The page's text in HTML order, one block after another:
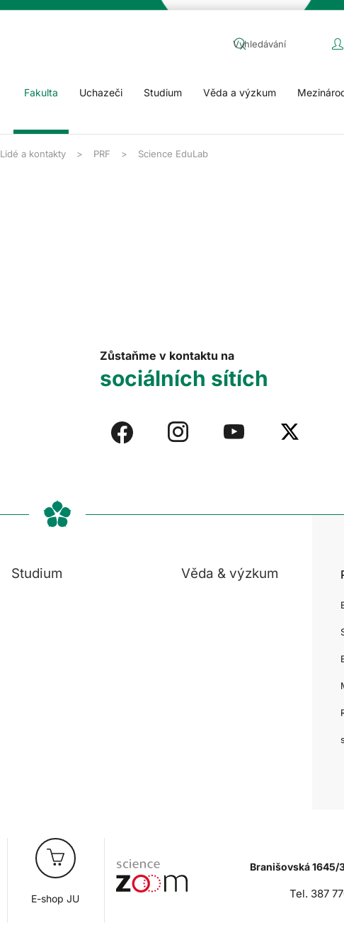
Fakulta Uchazeči Studium Věda a výzkum
Lidé a kontakty PRF Science EduLab
Zůstaňme v kontaktu na
sociálních sítích
Studium Věda & výzkum
E-shop JU
Branišovská 1645/
Tel. 387